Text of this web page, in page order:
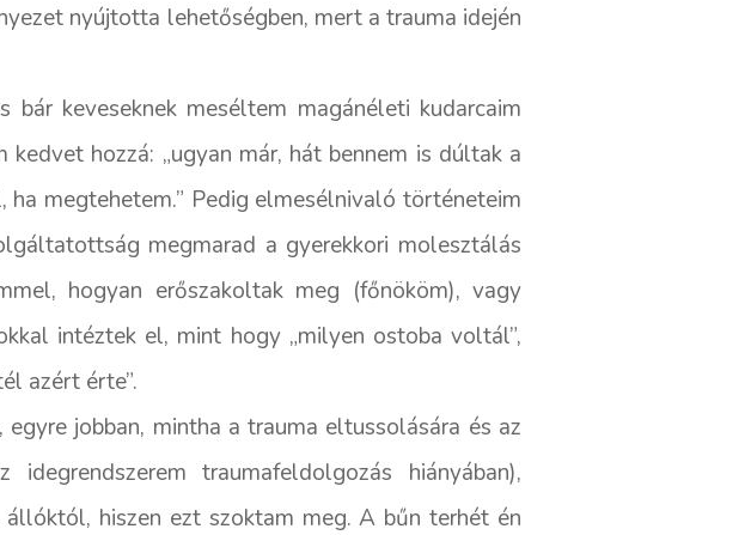
nyújtotta lehetőségben, mert a trauma idején
keveseknek meséltem magánéleti kudarcaim
hozzá: „ugyan már, hát bennem is dúltak a
megtehetem.” Pedig elmesélnivaló történeteim
megmarad a gyerekkori molesztálás
hogyan erőszakoltak meg (főnököm), vagy
intéztek el, mint hogy „milyen ostoba voltál”,
azért érte”.
jobban, mintha a trauma eltussolására és az
traumafeldolgozás hiányában),
hiszen ezt szoktam meg. A bűn terhét én